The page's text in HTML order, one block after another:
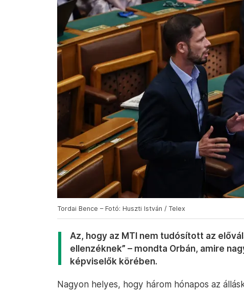
Tordai Bence – Fotó: Huszti István / Telex
Az, hogy az MTI nem tudósított az
ellenzéknek” – mondta Orbán, amire
képviselők körében.
Nagyon helyes, hogy három hónapos az